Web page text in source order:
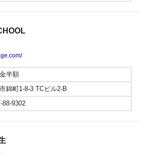
半額
錦町1-8-3 TCビル2-B
88-9302